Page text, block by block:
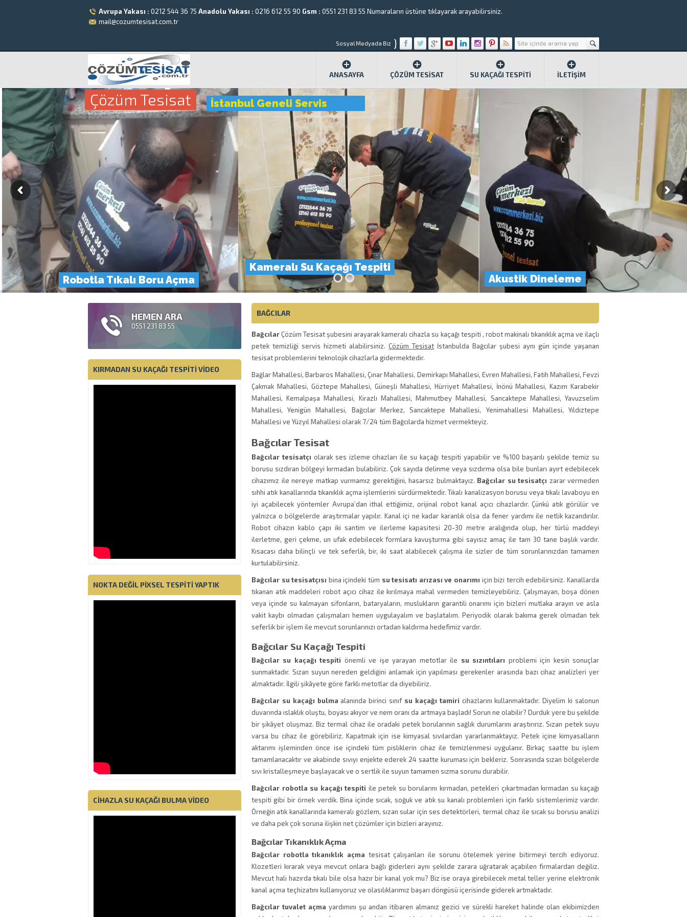
Avrupa Yakası : 0212 544 36 75 Anadolu Yakası : 0216 612 55 90 Gsm : 0551 231 83 55 Numaraların üstüne tıklayarak arayabilirsiniz.
mail@cozumtesisat.com.tr
Sosyal Medyada Biz }
ANASAYFA ÇÖZÜM TESISAT SU KAÇAĞI TESPITI İLETIŞIM
Çözüm Tesisat
Kameralı Su Kaçağı Tespiti
Robotla Tıkalı Boru Açma
Akustik Dineleme
İstanbul Geneli Servis
BAĞCILAR
Bağcılar Çözüm Tesisat şubesini arayarak kameralı cihazla su kaçağı tespiti , robot makinalı tıkanıklık açma ve ilaçlı
petek temizliği servis hizmeti alabilirsiniz. Çözüm Tesisat İstanbulda Bağcılar şubesi aynı gün içinde yaşanan
tesisat problemlerini teknolojik cihazlarla gidermektedir.
Bağlar Mahallesi, Barbaros Mahallesi, Çınar Mahallesi, Demirkapı Mahallesi, Evren Mahallesi, Fatih Mahallesi, Fevzi
Çakmak Mahallesi, Göztepe Mahallesi, Güneşli Mahallesi, Hürriyet Mahallesi, İnönü Mahallesi, Kazım Karabekir
Mahallesi, Kemalpaşa Mahallesi, Kirazlı Mahallesi, Mahmutbey Mahallesi, Sancaktepe Mahallesi, Yavuzselim
Mahallesi, Yenigün Mahallesi, Bağcılar Merkez, Sancaktepe Mahallesi, Yenimahallesi Mahallesi, Yıldıztepe
Mahallesi ve Yüzyıl Mahallesi olarak 7/24 tüm Bağcılarda hizmet vermekteyiz.
Bağcılar Tesisat
Bağcılar tesisatçı olarak ses izleme cihazları ile su kaçağı tespiti yapabilir ve %100 başarılı şekilde temiz su
borusu sızdıran bölgeyi kırmadan bulabiliriz. Çok sayıda delinme veya sızdırma olsa bile bunları ayırt edebilecek
cihazımız ile nereye matkap vurmamız gerektiğini, hasarsız bulmaktayız. Bağcılar su tesisatçı zarar vermeden
sıhhi atık kanallarında tıkanıklık açma işlemlerini sürdürmektedir. Tıkalı kanalizasyon borusu veya tıkalı lavaboyu en
iyi açabilecek yöntemler Avrupa’dan ithal ettiğimiz, orijinal robot kanal açıcı cihazlardır. Çünkü atık görülür ve
yalnızca o bölgelerde araştırmalar yapılır. Kanal içi ne kadar karanlık olsa da fener yardımı ile netlik kazandırılır.
Robot cihazın kablo çapı iki santim ve ilerleme kapasitesi 20-30 metre aralığında olup, her türlü maddeyi
ilerletme, geri çekme, un ufak edebilecek formlara kavuşturma gibi sayısız amaç ile tam 30 tane başlık vardır.
Kısacası daha bilinçli ve tek seferlik, bir, iki saat alabilecek çalışma ile sizler de tüm sorunlarınızdan tamamen
kurtulabilirsiniz.
Bağcılar su tesisatçısı bina içindeki tüm su tesisatı arızası ve onarımı için bizi tercih edebilirsiniz. Kanallarda
tıkanan atık maddeleri robot açıcı cihaz ile kırılmaya mahal vermeden temizleyebiliriz. Çalışmayan, boşa dönen
veya içinde su kalmayan sifonların, bataryaların, muslukların garantili onarımı için bizleri mutlaka arayın ve asla
vakit kaybı olmadan çalışmaları hemen uygulayalım ve başlatalım. Periyodik olarak bakıma gerek olmadan tek
seferlik bir işlem ile mevcut sorunlarınızı ortadan kaldırma hedefimiz vardır.
Bağcılar Su Kaçağı Tespiti
Bağcılar su kaçağı tespiti önemli ve işe yarayan metotlar ile su sızıntıları problemi için kesin sonuçlar
sunmaktadır. Sızan suyun nereden geldiğini anlamak için yapılması gerekenler arasında bazı cihaz analizleri yer
almaktadır. İlgili şikâyete göre farklı metotlar da diyebiliriz.
Bağcılar su kaçağı bulma alanında birinci sınıf su kaçağı tamiri cihazlarını kullanmaktadır. Diyelim ki salonun
duvarında ıslaklık oluştu, boyası akıyor ve nem oranı da artmaya başladı! Sorun ne olabilir? Durduk yere bu şekilde
bir şikâyet oluşmaz. Biz termal cihaz ile oradaki petek borularının sağlık durumlarını araştırırız. Sızan petek suyu
varsa bu cihaz ile görebiliriz. Kapatmak için ise kimyasal sıvılardan yararlanmaktayız. Petek içine kimyasalların
aktarımı işleminden önce ise içindeki tüm pisliklerin cihaz ile temizlenmesi uygulanır. Birkaç saatte bu işlem
tamamlanacaktır ve akabinde sıvıyı enjekte ederek 24 saatte kuruması için bekleriz. Sonrasında sızan bölgelerde
sıvı kristalleşmeye başlayacak ve o sertlik ile suyun tamamen sızma sorunu durabilir.
Bağcılar robotla su kaçağı tespiti ile petek su borularını kırmadan, petekleri çıkartmadan kırmadan su kaçağı
tespiti gibi bir örnek verdik. Bina içinde sıcak, soğuk ve atık su kanalı problemleri için farklı sistemlerimiz vardır.
Örneğin atık kanallarında kameralı gözlem, sızan sular için ses detektörleri, termal cihaz ile sıcak su borusu analizi
ve daha pek çok soruna ilişkin net çözümler için bizleri arayınız.
Bağcılar Tıkanıklık Açma
Bağcılar robotla tıkanıklık açma tesisat çalışanları ile sorunu ötelemek yerine bitirmeyi tercih ediyoruz.
Klozetleri kırarak veya mevcut onlara bağlı giderleri aynı şekilde zarara uğratarak açabilen firmalardan değiliz.
Mevcut hali hazırda tıkalı bile olsa hazır bir kanal yok mu? Biz ise oraya girebilecek metal teller yerine elektronik
kanal açma teçhizatını kullanıyoruz ve olasılıklarımız başarı döngüsü içerisinde giderek artmaktadır.
Bağcılar tuvalet açma yardımını şu andan itibaren almanız gezici ve sürekli hareket halinde olan ekibimizden
HEMEN ARA
0551 231 83 55
KIRMADAN SU KAÇAĞI TESPITI VIDEO
NOKTA DEĞIL PIXSEL TESPITI YAPTIK
CIHAZLA SU KAÇAĞI BULMA VIDEO